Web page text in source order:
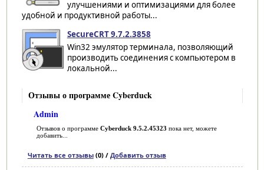
улучшениями и оптимизациями для более
удобной и продуктивной работы...
SecureCRT 9.7.2.3858
Win32 эмулятор терминала, позволяющий
производить соединения с компьютером в
локальной...
Отзывы о программе Cyberduck
Admin
Отзывов о программе Cyberduck 9.5.2.45323 пока нет, можете
добавить...
Читать все отзывы(0) / Добавить отзыв